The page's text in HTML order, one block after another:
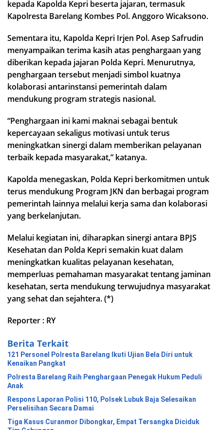
kepada Kapolda Kepri beserta jajaran, termasuk
Kapolresta Barelang Kombes Pol. Anggoro Wicaksono.
Sementara itu, Kapolda Kepri Irjen Pol. Asep Safrudin
menyampaikan terima kasih atas penghargaan yang
diberikan kepada jajaran Polda Kepri. Menurutnya,
penghargaan tersebut menjadi simbol kuatnya
kolaborasi antarinstansi pemerintah dalam
mendukung program strategis nasional.
“Penghargaan ini kami maknai sebagai bentuk
kepercayaan sekaligus motivasi untuk terus
meningkatkan sinergi dalam memberikan pelayanan
terbaik kepada masyarakat,” katanya.
Kapolda menegaskan, Polda Kepri berkomitmen untuk
terus mendukung Program JKN dan berbagai program
pemerintah lainnya melalui kerja sama dan kolaborasi
yang berkelanjutan.
Melalui kegiatan ini, diharapkan sinergi antara BPJS
Kesehatan dan Polda Kepri semakin kuat dalam
meningkatkan kualitas pelayanan kesehatan,
memperluas pemahaman masyarakat tentang jaminan
kesehatan, serta mendukung terwujudnya masyarakat
yang sehat dan sejahtera. (*)
Reporter : RY
Berita Terkait
121 Personel Polresta Barelang Ikuti Ujian Bela Diri untuk
Kenaikan Pangkat
Polresta Barelang Raih Penghargaan Penegak Hukum Peduli
Anak
Respons Laporan Polisi 110, Polsek Lubuk Baja Selesaikan
Perselisihan Secara Damai
Tiga Kasus Curanmor Dibongkar, Empat Tersangka Diciduk